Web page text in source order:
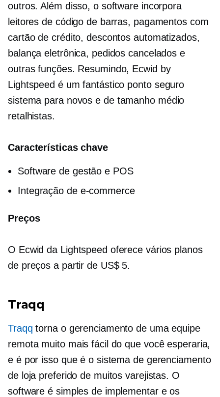
outros. Além disso, o software incorpora
leitores de código de barras, pagamentos com
cartão de crédito, descontos automatizados,
balança eletrônica, pedidos cancelados e
outras funções. Resumindo, Ecwid by
Lightspeed é um fantástico ponto seguro
sistema para novos e de tamanho médio
retalhistas.
Características chave
Software de gestão e POS
Integração de e-commerce
Preços
O Ecwid da Lightspeed oferece vários planos
de preços a partir de US$ 5.
Traqq
Traqq torna o gerenciamento de uma equipe
remota muito mais fácil do que você esperaria,
e é por isso que é o sistema de gerenciamento
de loja preferido de muitos varejistas. O
software é simples de implementar e os